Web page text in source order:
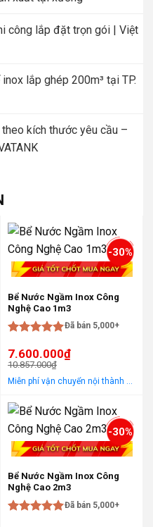
công lắp đặt trọn gói | Việt
lắp ghép 200m³ tại TP.
kích thước yêu cầu –
-30%
Bể Nước Ngầm Inox Công
Nghệ Cao 1m3
hạng55
sao
Đã bán 5,000+
10.857.000₫
Giá
gốc
10.857.000₫.
7.600.000₫
Giá
hiện
là:
7.600.000₫.
-30%
Bể Nước Ngầm Inox Công
Nghệ Cao 2m3
Đã bán 5,000+